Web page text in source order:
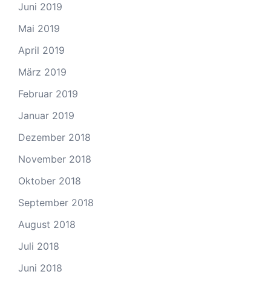
Juni 2019
Mai 2019
April 2019
März 2019
Februar 2019
Januar 2019
Dezember 2018
November 2018
Oktober 2018
September 2018
August 2018
Juli 2018
Juni 2018